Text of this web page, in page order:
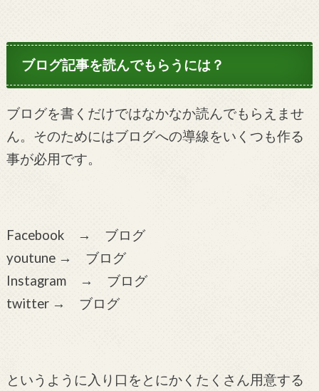
ブログ記事を読んでもらうには？
ブログを書くだけではなかなか読んでもらえませ
ん。そのためにはブログへの導線をいくつも作る
事が必用です。
Facebook → ブログ
youtune → ブログ
Instagram → ブログ
twitter → ブログ
というように入り口をとにかくたくさん用意する